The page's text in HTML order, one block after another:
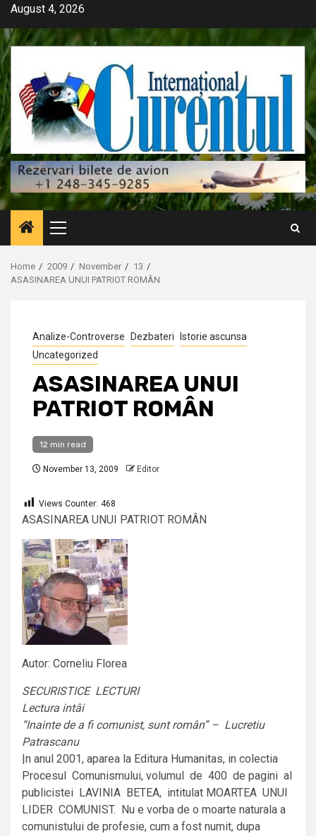
Skip
content
August 4, 2026
Primary
Menu
Home 2009 November
13
ASASINAREA UNUI PATRIOT ROMÂN
Analize-Controverse Dezbateri
Istorie ascunsa
Uncategorized
ASASINAREA UNUI
PATRIOT ROMÂN
12 min read
November 13, 2009 Editor
Views Counter: 468
ASASINAREA UNUI PATRIOT ROMÂN
Autor: Corneliu Florea
SECURISTICE LECTURI
Lectura intâi
“Inainte de a fi comunist, sunt român” – Lucretiu
Patrascanu
|n anul 2001, aparea la Editura Humanitas, in colectia
Procesul Comunismului, volumul de 400 de pagini al
publicistei LAVINIA BETEA, intitulat MOARTEA UNUI
LIDER COMUNIST. Nu e vorba de o moarte naturala a
comunistului de profesie, cum a fost numit, dupa